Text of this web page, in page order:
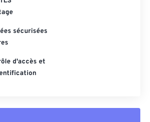
sécurisées
d'accès et